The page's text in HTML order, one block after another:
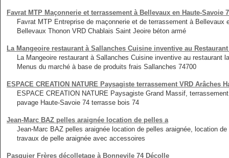
Favrat MTP Maçonnerie et terrassement à Bellevaux en Haute-Savoie
Favrat MTP Entreprise de maçonnerie et de terrassement à
Bellevaux Thonon VRD Chablais Saint Jeoire béton armé
La Mangeoire restaurant à Sallanches Cuisine inventive au
La Mangeoire restaurant à Sallanches Cuisine inventive au
Menus du marché à base de produits frais Sallanches 74700
ESPACE CREATION NATURE Paysagiste terrassement VRD Arâches
ESPACE CREATION NATURE Paysagiste Grand Massif,
pavage Haute-Savoie 74 terrasse bois 74
Jean-Marc BAZ pelles araignée location de pelles a
Jean-Marc BAZ pelles araignée location de pelles araignée, location
travaux de pelle araignée avec accessoires
Pasquier Frères décolletage à Bonnevile 74 Décolle